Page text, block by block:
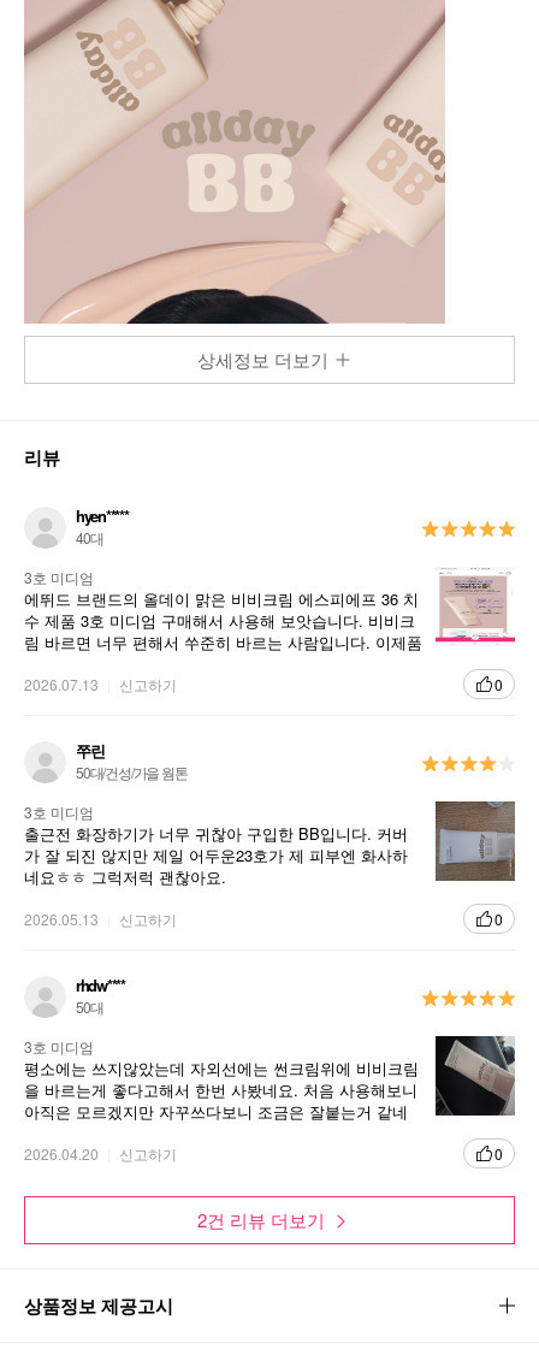
상세정보 더보기
리뷰
hyen*****
40대
3호 미디엄
에뛰드 브랜드의 올데이 맑은 비비크림 에스피에프 36 치
수 제품 3호 미디엄 구매해서 사용해 보앗습니다. 비비크
림 바르면 너무 편해서 쑤준히 바르는 사람입니다. 이제품
2026.07.13 신고하기 0
쭈린
50대/건성/가을 웜톤
3호 미디엄
출근전 화장하기가 너무 귀찮아 구입한 BB입니다. 커버
가 잘 되진 않지만 제일 어두운23호가 제 피부엔 화사하
네요ㅎㅎ 그럭저럭 괜찮아요.
2026.05.13 신고하기 0
rhdw****
50대
3호 미디엄
평소에는 쓰지않았는데 자외선에는 썬크림위에 비비크림
을 바르는게 좋다고해서 한번 사봤네요. 처음 사용해보니
아직은 모르겠지만 자꾸쓰다보니 조금은 잘붙는거 같네
2026.04.20 신고하기 0
2건 리뷰 더보기
상품정보 제공고시